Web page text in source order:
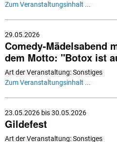
Zum Veranstaltungsinhalt ...
29.05.2026
Comedy-Mädelsabend
dem Motto: "Botox ist
Art der Veranstaltung: Sonstiges
Zum Veranstaltungsinhalt ...
23.05.2026 bis 30.05.2026
Gildefest
Art der Veranstaltung: Sonstiges